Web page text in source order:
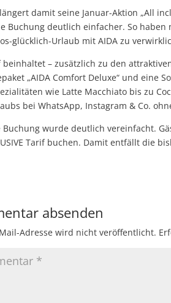
damit seine Januar-Aktion „All
Buchung deutlich einfacher. So
glücklich-Urlaub mit AIDA zu
beinhaltet – zusätzlich zu den
„AIDA Comfort Deluxe“ und eine
wie Latte Macchiato bis zu
bei WhatsApp, Instagram & Co.
Buchung wurde deutlich vereinfacht.
Tarif buchen. Damit entfällt die
absenden
Adresse wird nicht veröffentlicht.